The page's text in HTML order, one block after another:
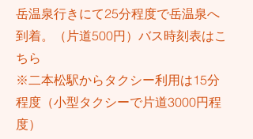
岳温泉行きにて25分程度で岳温泉へ
到着。（片道500円）バス時刻表はこ
ちら
​※二本松駅からタクシー利用は15分
程度（小型タクシーで片道3000円程
度）